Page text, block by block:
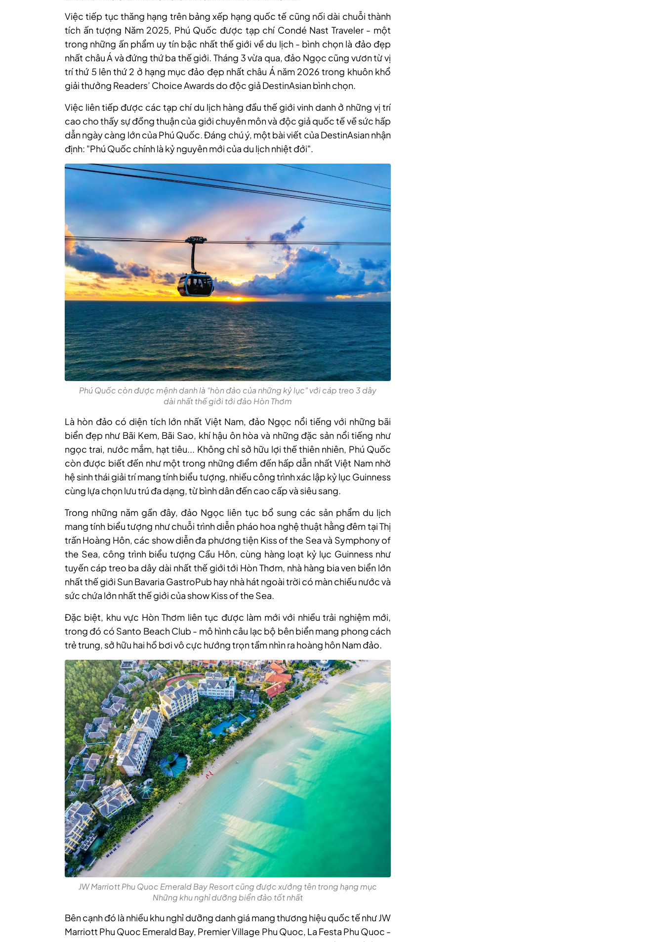
Việc tiếp tục thăng hạng trên bảng xếp hạng quốc tế cũng nối dài chuỗi thành
tích ấn tượng Năm 2025, Phú Quốc được tạp chí Condé Nast Traveler - một
trong những ấn phẩm uy tín bậc nhất thế giới về du lịch - bình chọn là đảo đẹp
nhất châu Á và đứng thứ ba thế giới. Tháng 3 vừa qua, đảo Ngọc cũng vươn từ vị
trí thứ 5 lên thứ 2 ở hạng mục đảo đẹp nhất châu Á năm 2026 trong khuôn khổ
giải thưởng Readers’ Choice Awards do độc giả DestinAsian bình chọn.
Việc liên tiếp được các tạp chí du lịch hàng đầu thế giới vinh danh ở những vị trí
cao cho thấy sự đồng thuận của giới chuyên môn và độc giả quốc tế về sức hấp
dẫn ngày càng lớn của Phú Quốc. Đáng chú ý, một bài viết của DestinAsian nhận
định: "Phú Quốc chính là kỷ nguyên mới của du lịch nhiệt đới".
Phú Quốc còn được mệnh danh là "hòn đảo của những kỷ lục" với cáp treo 3 dây
dài nhất thế giới tới đảo Hòn Thơm
Là hòn đảo có diện tích lớn nhất Việt Nam, đảo Ngọc nổi tiếng với những bãi
biển đẹp như Bãi Kem, Bãi Sao, khí hậu ôn hòa và những đặc sản nổi tiếng như
ngọc trai, nước mắm, hạt tiêu... Không chỉ sở hữu lợi thế thiên nhiên, Phú Quốc
còn được biết đến như một trong những điểm đến hấp dẫn nhất Việt Nam nhờ
hệ sinh thái giải trí mang tính biểu tượng, nhiều công trình xác lập kỷ lục Guinness
cùng lựa chọn lưu trú đa dạng, từ bình dân đến cao cấp và siêu sang.
Trong những năm gần đây, đảo Ngọc liên tục bổ sung các sản phẩm du lịch
mang tính biểu tượng như chuỗi trình diễn pháo hoa nghệ thuật hằng đêm tại Thị
trấn Hoàng Hôn, các show diễn đa phương tiện Kiss of the Sea và Symphony of
the Sea, công trình biểu tượng Cầu Hôn, cùng hàng loạt kỷ lục Guinness như
tuyến cáp treo ba dây dài nhất thế giới tới Hòn Thơm, nhà hàng bia ven biển lớn
nhất thế giới Sun Bavaria GastroPub hay nhà hát ngoài trời có màn chiếu nước và
sức chứa lớn nhất thế giới của show Kiss of the Sea.
Đặc biệt, khu vực Hòn Thơm liên tục được làm mới với nhiều trải nghiệm mới,
trong đó có Santo Beach Club - mô hình câu lạc bộ bên biển mang phong cách
trẻ trung, sở hữu hai hồ bơi vô cực hướng trọn tầm nhìn ra hoàng hôn Nam đảo.
JW Marriott Phu Quoc Emerald Bay Resort cũng được xướng tên trong hạng mục
Những khu nghỉ dưỡng biển đảo tốt nhất
Bên cạnh đó là nhiều khu nghỉ dưỡng danh giá mang thương hiệu quốc tế như JW
Marriott Phu Quoc Emerald Bay, Premier Village Phu Quoc, La Festa Phu Quoc -